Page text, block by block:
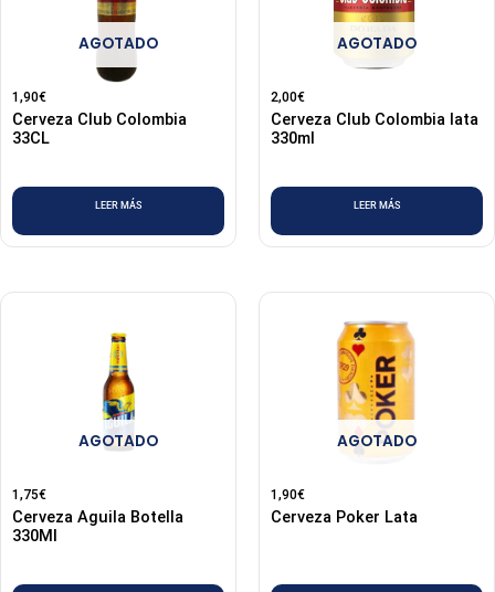
AGOTADO
1,90€
Cerveza Club Colombia
33CL
LEER MÁS
AGOTADO
2,00€
Cerveza Club Colombia lata
330ml
LEER MÁS
AGOTADO
1,75€
Cerveza Aguila Botella
330Ml
AGOTADO
1,90€
Cerveza Poker Lata